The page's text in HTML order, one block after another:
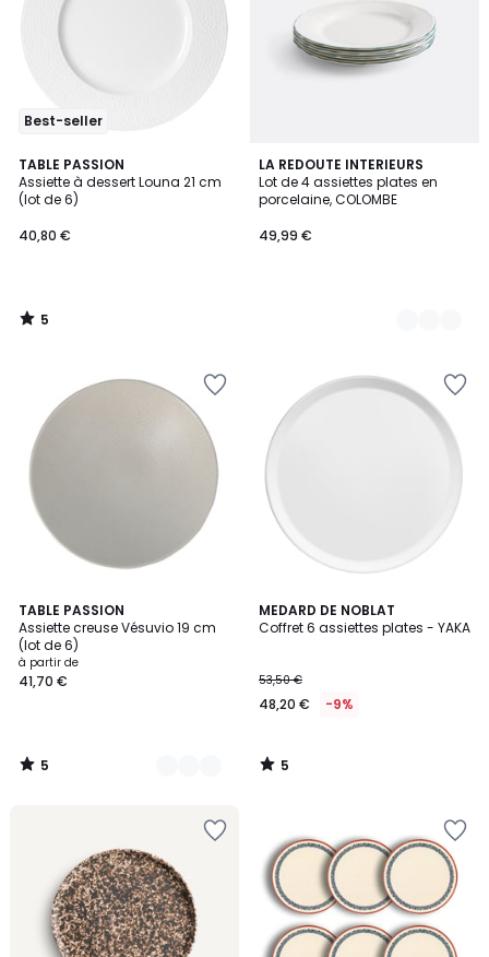
Best-seller
TABLE PASSION
Assiette à dessert Louna 21 cm
(lot de 6)
40,80 €
5
/
5
5
/
LA REDOUTE INTERIEURS
Lot de 4 assiettes plates en
porcelaine, COLOMBE
49,99 €
2
Couleurs
TABLE PASSION
Assiette creuse Vésuvio 19 cm
(lot de 6)
à partir de
41,70 €
5
/
5
5
Couleurs
5
/
MEDARD DE NOBLAT
Coffret 6 assiettes plates - YAKA
53,50 €
48,20 € -9%
5
/
5
/